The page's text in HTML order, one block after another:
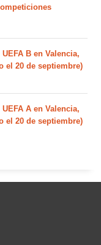
B en Valencia,
el 20 de septiembre)
A en Valencia,
el 20 de septiembre)